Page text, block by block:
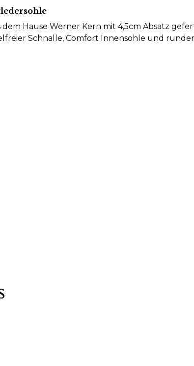
Hause Werner Kern mit 4,5cm Absatz
Schnalle, Comfort Innensohle und runder